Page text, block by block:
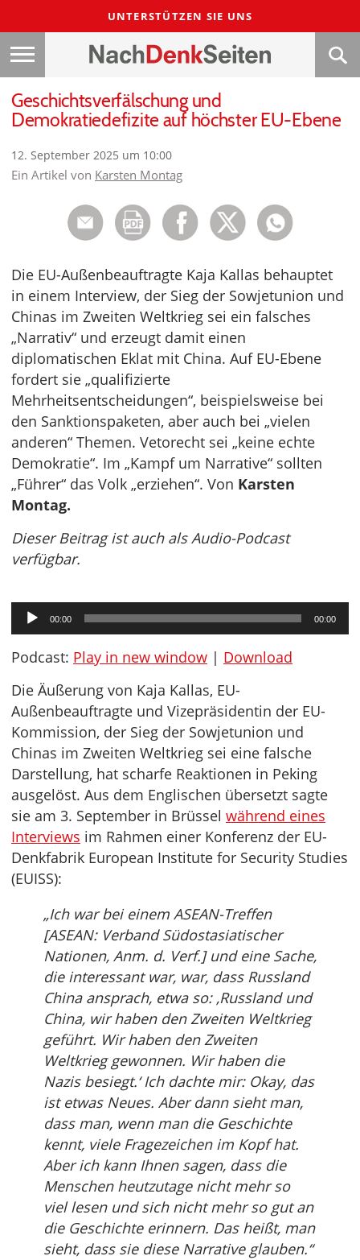
UNTERSTÜTZEN SIE UNS
Geschichtsverfälschung und
Demokratiedefizite auf höchster EU-Ebene
12. September 2025 um 10:00
Ein Artikel von Karsten Montag
Die EU-Außenbeauftragte Kaja Kallas behauptet
in einem Interview, der Sieg der Sowjetunion und
Chinas im Zweiten Weltkrieg sei ein falsches
„Narrativ“ und erzeugt damit einen
diplomatischen Eklat mit China. Auf EU-Ebene
fordert sie „qualifizierte
Mehrheitsentscheidungen“, beispielsweise bei
den Sanktionspaketen, aber auch bei „vielen
anderen“ Themen. Vetorecht sei „keine echte
Demokratie“. Im „Kampf um Narrative“ sollten
„Führer“ das Volk „erziehen“. Von Karsten
Montag.
Dieser Beitrag ist auch als Audio-Podcast
verfügbar.
Audio-
Player
00:00 00:00
Podcast: Play in new window | Download
Die Äußerung von Kaja Kallas, EU-
Außenbeauftragte und Vizepräsidentin der EU-
Kommission, der Sieg der Sowjetunion und
Chinas im Zweiten Weltkrieg sei eine falsche
Darstellung, hat scharfe Reaktionen in Peking
ausgelöst. Aus dem Englischen übersetzt sagte
sie am 3. September in Brüssel während eines
Interviews im Rahmen einer Konferenz der EU-
Denkfabrik European Institute for Security Studies
(EUISS):
„Ich war bei einem ASEAN-Treffen
[ASEAN: Verband Südostasiatischer
Nationen, Anm. d. Verf.] und eine Sache,
die interessant war, war, dass Russland
China ansprach, etwa so: ‚Russland und
China, wir haben den Zweiten Weltkrieg
geführt. Wir haben den Zweiten
Weltkrieg gewonnen. Wir haben die
Nazis besiegt.‘ Ich dachte mir: Okay, das
ist etwas Neues. Aber dann sieht man,
dass man, wenn man die Geschichte
kennt, viele Fragezeichen im Kopf hat.
Aber ich kann Ihnen sagen, dass die
Menschen heutzutage nicht mehr so
viel lesen und sich nicht mehr so gut an
die Geschichte erinnern. Das heißt, man
sieht, dass sie diese Narrative glauben.“